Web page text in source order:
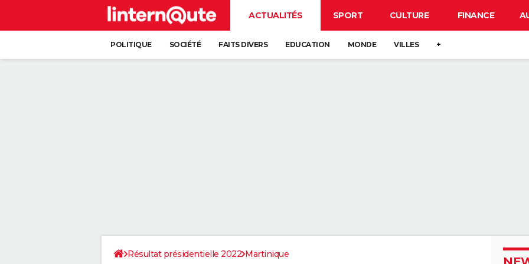
ACTUALITÉS SPORT CULTURE FINANCE
POLITIQUE SOCIÉTÉ FAITS DIVERS EDUCATION MONDE VILLES +
Résultat présidentielle 2022 Martinique